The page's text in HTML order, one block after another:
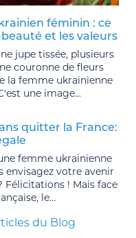
féminin : ce
et les valeurs
jupe tissée, plusieurs
couronne de fleurs
la femme ukrainienne
une image...
quitter la France:
femme ukrainienne
envisagez votre avenir
! Mais face
le...
du Blog